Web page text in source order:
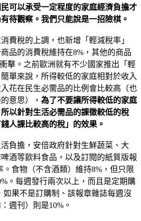
可以承受一定程度的家庭經濟負擔才
待觀察。我們只能說是一招險棋。
費稅的上調，也新增「輕減稅率」
品的消費稅維持在8%，其他的商品
擊。之前歐洲就有不少國家推出「輕
單來說，所得較低的家庭相對於收入
花在民生必需品的比例會比較高（也
意思）， 為了不要讓所得較低的家庭
以針對生活必需品的課徵較低的稅
人課比較高的稅」的效果。
負擔，安倍政府針對生鮮蔬菜、大
酒等飲料食品，以及訂閱的紙質版報
。食物（不含酒類）維持8%，但只限
。每週發行兩次以上，而且是定期購
如果不是訂購制、該報章雜誌每週沒
週刊）則是10%。